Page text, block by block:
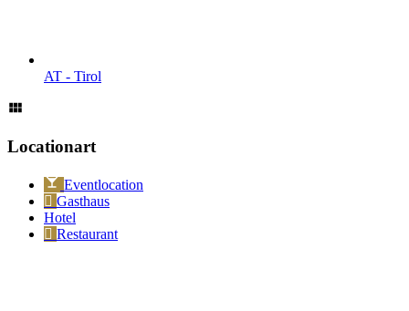
AT - Tirol
Locationart
Eventlocation
Gasthaus
Hotel
Restaurant